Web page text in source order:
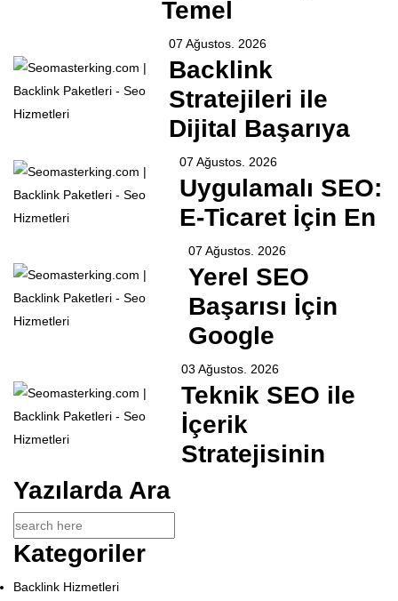
Temel
07 Ağustos. 2026
Backlink
Stratejileri ile
Dijital Başarıya
07 Ağustos. 2026
Uygulamalı SEO:
E-Ticaret İçin En
07 Ağustos. 2026
Yerel SEO
Başarısı İçin
Google
03 Ağustos. 2026
Teknik SEO ile
İçerik
Stratejisinin
Yazılarda Ara
Kategoriler
Backlink Hizmetleri